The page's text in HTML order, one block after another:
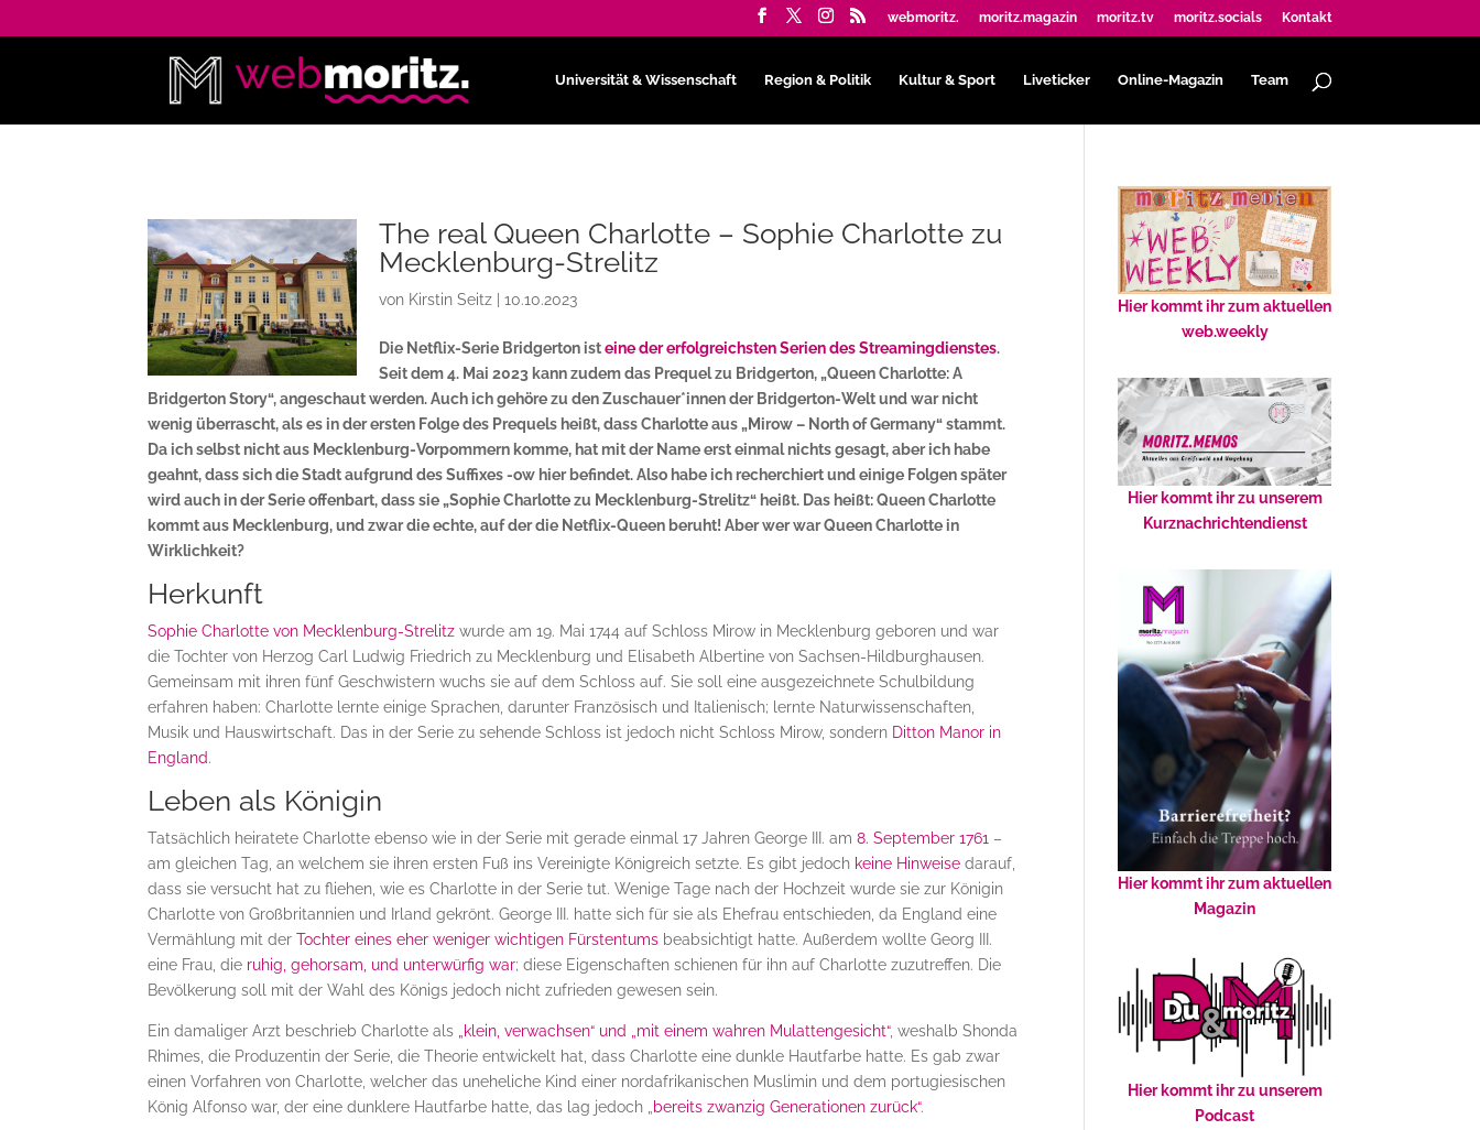
webmoritz. moritz.magazin moritz.tv moritz.socials Kontakt
Universität & Wissenschaft Region & Politik Kultur & Sport Liveticker Online-Magazin Team
The real Queen Charlotte – Sophie Charlotte zu
Mecklenburg-Strelitz
von Kirstin Seitz |10.10.2023
Die Netflix-Serie Bridgerton isteine der erfolgreichsten Serien des Streamingdienstes.
Seit dem 4. Mai 2023 kann zudem das Prequel zu Bridgerton, „Queen Charlotte: A
Bridgerton Story“, angeschaut werden. Auch ich gehöre zu den Zuschauer*innen der Bridgerton-Welt und war nicht
wenig überrascht, als es in der ersten Folge des Prequels heißt, dass Charlotte aus „Mirow – North of Germany“ stammt.
Da ich selbst nicht aus Mecklenburg-Vorpommern komme, hat mit der Name erst einmal nichts gesagt, aber ich habe
geahnt, dass sich die Stadt aufgrund des Suffixes -ow hier befindet. Also habe ich recherchiert und einige Folgen später
wird auch in der Serie offenbart, dass sie „Sophie Charlotte zu Mecklenburg-Strelitz“ heißt. Das heißt: Queen Charlotte
kommt aus Mecklenburg, und zwar die echte, auf der die Netflix-Queen beruht! Aber wer war Queen Charlotte in
Wirklichkeit?
Herkunft
Sophie Charlotte von Mecklenburg-Strelitz wurde am 19. Mai 1744 auf Schloss Mirow in Mecklenburg geboren und war
die Tochter von Herzog Carl Ludwig Friedrich zu Mecklenburg und Elisabeth Albertine von Sachsen-Hildburghausen.
Gemeinsam mit ihren fünf Geschwistern wuchs sie auf dem Schloss auf. Sie soll eine ausgezeichnete Schulbildung
erfahren haben: Charlotte lernte einige Sprachen, darunter Französisch und Italienisch; lernte Naturwissenschaften,
Musik und Hauswirtschaft. Das in der Serie zu sehende Schloss ist jedoch nicht Schloss Mirow, sondern Ditton Manor in
England.
Leben als Königin
Tatsächlich heiratete Charlotte ebenso wie in der Serie mit gerade einmal 17 Jahren George III. am8. September 1761 –
am gleichen Tag, an welchem sie ihren ersten Fuß ins Vereinigte Königreich setzte. Es gibt jedoch keine Hinweise darauf,
dass sie versucht hat zu fliehen, wie es Charlotte in der Serie tut. Wenige Tage nach der Hochzeit wurde sie zur Königin
Charlotte von Großbritannien und Irland gekrönt. George III. hatte sich für sie als Ehefrau entschieden, da England eine
Vermählung mit derTochter eines eher weniger wichtigen Fürstentums beabsichtigt hatte. Außerdem wollte Georg III.
eine Frau, die ruhig, gehorsam, und unterwürfig war; diese Eigenschaften schienen für ihn auf Charlotte zuzutreffen. Die
Bevölkerung soll mit der Wahl des Königs jedoch nicht zufrieden gewesen sein.
Ein damaliger Arzt beschrieb Charlotte als „klein, verwachsen“ und „mit einem wahren Mulattengesicht“, weshalb Shonda
Rhimes, die Produzentin der Serie, die Theorie entwickelt hat, dass Charlotte eine dunkle Hautfarbe hatte. Es gab zwar
einen Vorfahren von Charlotte, welcher das uneheliche Kind einer nordafrikanischen Muslimin und dem portugiesischen
König Alfonso war, der eine dunklere Hautfarbe hatte, das lag jedoch „ bereits zwanzig Generationen zurück“.
Hier kommt ihr zum aktuellen
web.weekly
Hier kommt ihr zu unserem
Kurznachrichtendienst
Hier kommt ihr zum aktuellen
Magazin
Hier kommt ihr zu unserem
Podcast